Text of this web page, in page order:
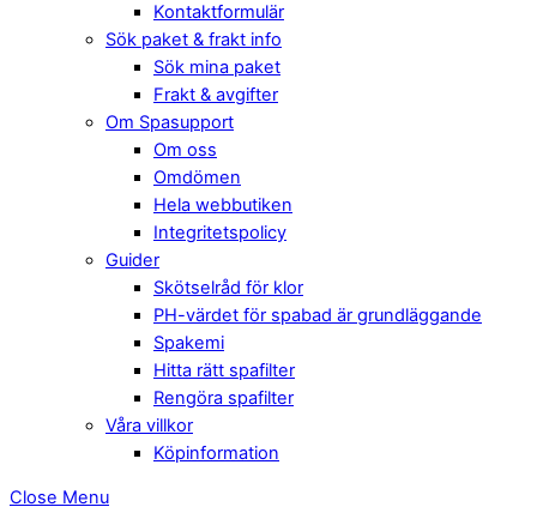
Kontaktformulär
Sök paket & frakt info
Sök mina paket
Frakt & avgifter
Om Spasupport
Om oss
Omdömen
Hela webbutiken
Integritetspolicy
Guider
Skötselråd för klor
PH-värdet för spabad är grundläggande
Spakemi
Hitta rätt spafilter
Rengöra spafilter
Våra villkor
Köpinformation
Close Menu